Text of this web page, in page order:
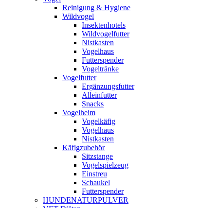
Reinigung & Hygiene
Wildvogel
Insektenhotels
Wildvogelfutter
Nistkasten
Vogelhaus
Futterspender
Vogeltränke
Vogelfutter
Ergänzungsfutter
Alleinfutter
Snacks
Vogelheim
Vogelkäfig
Vogelhaus
Nistkasten
Käfigzubehör
Sitzstange
Vogelspielzeug
Einstreu
Schaukel
Futterspender
HUNDENATURPULVER